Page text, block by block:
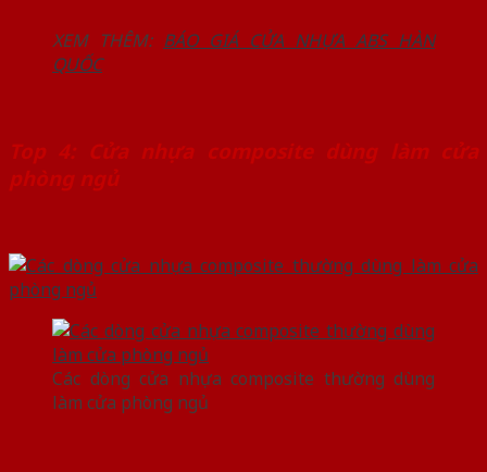
XEM THÊM: BÁO GIÁ CỬA NHỰA ABS HÀN
QUỐC
Top 4: Cửa nhựa composite dùng làm cửa
phòng ngủ
Các dòng cửa nhựa composite thường dùng
làm cửa phòng ngủ